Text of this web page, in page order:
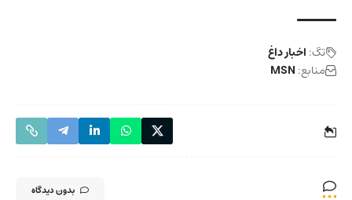
تگ: اخبار داغ
منابع: MSN
بدون دیدگاه